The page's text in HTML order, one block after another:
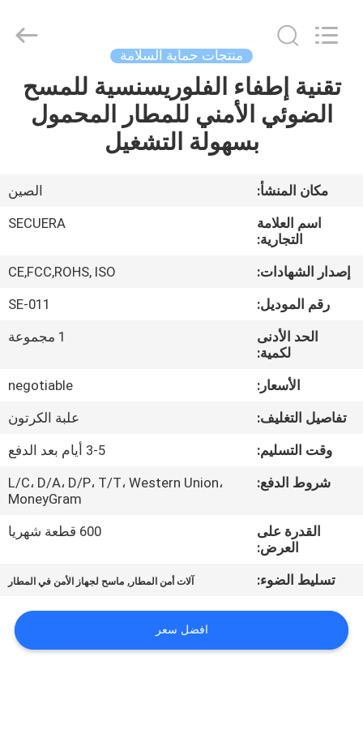
مسكن
معلومات
جولة
المعمل
مراقبة
الجودة
اتصل
اطلب
خريطة
الموقع
منتجات حماية السلامة
تقنية إطفاء الفلوريسنسية للمسح
الضوئي الأمني للمطار المحمول
بسهولة التشغيل
مكان المنشأ:
الصين
اسم العلامة
التجارية:
SECUERA
إصدار الشهادات:
CE,FCC,ROHS, ISO
رقم الموديل:
SE-011
الحد الأدنى
لكمية:
1 مجموعة
الأسعار:
negotiable
تفاصيل التغليف:
علبة الكرتون
وقت التسليم:
3-5 أيام بعد الدفع
شروط الدفع:
L/C، D/A، D/P، T/T، Western Union،
MoneyGram
القدرة على
العرض:
600 قطعة شهريا
تسليط الضوء: آلات أمن المطار , ماسح لجهاز الأمن في المطار
افضل سعر